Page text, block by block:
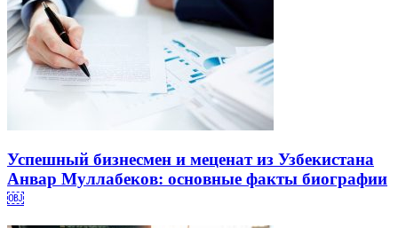
Успешный бизнесмен и меценат из Узбекистана
Анвар Муллабеков: основные факты биографии
￼